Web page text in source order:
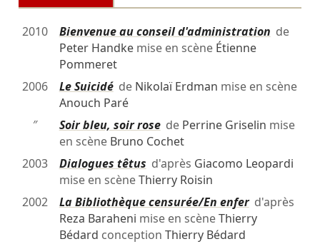
2010 Bienvenue au conseil d'administration de
Peter Handkemise en scène Étienne
Pommeret
2006
Le Suicidéde Nikolaï Erdman mise en scène
Anouch Paré
″
Soir bleu, soir rosede Perrine Griselin mise
en scène Bruno Cochet
2003
Dialogues têtus d'après Giacomo Leopardi
mise en scèneThierry Roisin
2002
La Bibliothèque censurée/En enferd'après
Reza Baraheni mise en scèneThierry
Bédard conception Thierry Bédard